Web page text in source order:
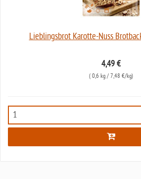
Lieblingsbrot Karotte-Nuss
4,49 €
( 0,6 kg/ 7,48 €/kg)